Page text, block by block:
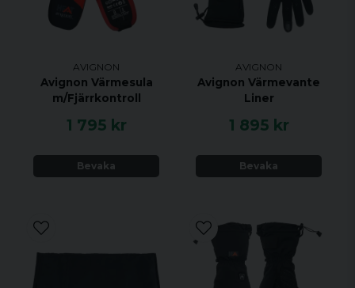
AVIGNON
Avignon Värmesula
m/Fjärrkontroll
1 795 kr
Bevaka
AVIGNON
Avignon Värmevante
Liner
1 895 kr
Bevaka